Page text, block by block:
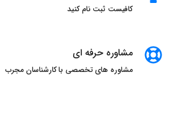
کافیست ثبت نام کنید
مشاوره حرفه ای
مشاوره های تخصصی با کارشناسان مجرب